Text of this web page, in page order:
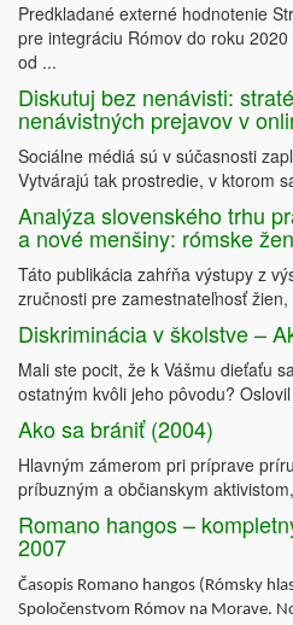
Predkladané externé hodnotenie
pre integráciu Rómov do roku
od ...
Diskutuj bez nenávisti:
nenávistných prejavov v
Sociálne médiá sú v súčasnosti
Vytvárajú tak prostredie, v ktorom
Analýza slovenského trhu
a nové menšiny: rómske
Táto publikácia zahŕňa výstupy z
zručnosti pre zamestnateľnosť
Diskriminácia v školstve –
Mali ste pocit, že k Vášmu dieťaťu
ostatným kvôli jeho pôvodu?
Ako sa brániť (2004)
Hlavným zámerom pri príprave
príbuzným a občianskym
Romano hangos –
2007
Časopis Romano hangos (Rómsky
Spoločenstvom Rómov na Morave.